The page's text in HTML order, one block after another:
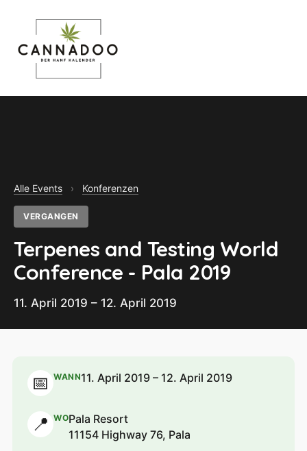
Alle Events › Konferenzen
VERGANGEN
Terpenes and Testing World
Conference - Pala 2019
11. April 2019 – 12. April 2019
📅 WANN11. April 2019 – 12. April 2019
📍 WOPala Resort
11154 Highway 76, Pala